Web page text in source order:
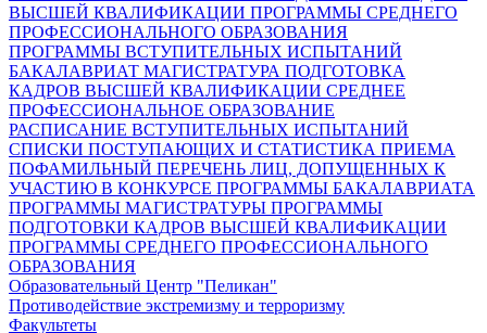
ВЫСШЕЙ КВАЛИФИКАЦИИ ПРОГРАММЫ СРЕДНЕГО
ПРОФЕССИОНАЛЬНОГО ОБРАЗОВАНИЯ
ПРОГРАММЫ ВСТУПИТЕЛЬНЫХ ИСПЫТАНИЙ
БАКАЛАВРИАТ МАГИСТРАТУРА ПОДГОТОВКА
КАДРОВ ВЫСШЕЙ КВАЛИФИКАЦИИ СРЕДНЕЕ
ПРОФЕССИОНАЛЬНОЕ ОБРАЗОВАНИЕ
РАСПИСАНИЕ ВСТУПИТЕЛЬНЫХ ИСПЫТАНИЙ
СПИСКИ ПОСТУПАЮЩИХ И СТАТИСТИКА ПРИЕМА
ПОФАМИЛЬНЫЙ ПЕРЕЧЕНЬ ЛИЦ, ДОПУЩЕННЫХ К
УЧАСТИЮ В КОНКУРСЕ ПРОГРАММЫ БАКАЛАВРИАТА
ПРОГРАММЫ МАГИСТРАТУРЫ ПРОГРАММЫ
ПОДГОТОВКИ КАДРОВ ВЫСШЕЙ КВАЛИФИКАЦИИ
ПРОГРАММЫ СРЕДНЕГО ПРОФЕССИОНАЛЬНОГО
ОБРАЗОВАНИЯ
Образовательный Центр "Пеликан"
Противодействие экстремизму и терроризму
Факультеты